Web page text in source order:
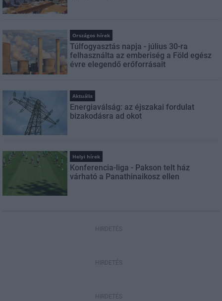
Országos hírek
Túlfogyasztás napja - július 30-ra
felhasználta az emberiség a Föld egész
évre elegendő erőforrásait
Aktuális
Energiaválság: az éjszakai fordulat
bizakodásra ad okot
Helyi hírek
Konferencia-liga - Pakson telt ház
várható a Panathinaikosz ellen
HIRDETÉS
HIRDETÉS
HIRDETÉS